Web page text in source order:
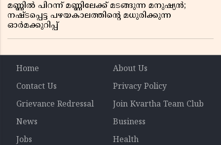
മണ്ണിൽ പിറന്ന് മണ്ണിലേക്ക് മടങ്ങുന്ന മനുഷ്യൻ;
നഷ്ടപ്പെട്ട പഴയകാലത്തിൻ്റെ മധുരിക്കുന്ന
ഓർമക്കുറിപ്പ്
Home
About Us
Contact Us
Privacy Policy
Grievance Redressal
Join Kvartha Team Club
News
Business
Jobs
Health